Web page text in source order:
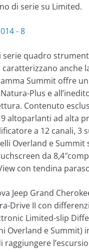
di serie su Limited.
serie quadro
anche
Summit offre
Plus e
Contenuto
altoparlanti ad alta
a 12 canali, 3
Overland e
da
con tendina
Jeep Grand
Drive II con
Limited-slip
Overland e Summit)